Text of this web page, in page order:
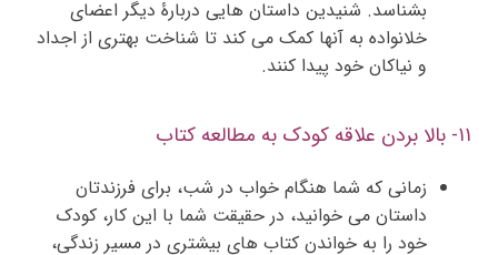
بشناسد. شنیدین داستان هایی دربارۀ دیگر اعضای
خلانواده به آنها کمک می کند تا شناخت بهتری از اجداد
و نیاکان خود پیدا کنند.
۱۱- بالا بردن علاقه کودک به مطالعه کتاب
زمانی که شما هنگام خواب در شب، برای فرزندتان
داستان می خوانید، در حقیقت شما با این کار، کودک
خود را به خواندن کتاب های بیشتری در مسیر زندگی،